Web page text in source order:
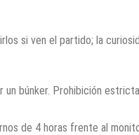
si ven el partido; la
un búnker. Prohibición
de 4 horas frente al